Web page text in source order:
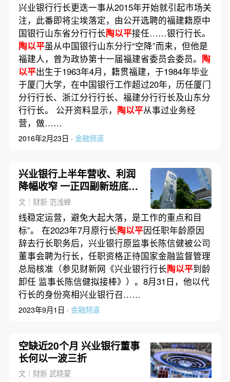
兴业银行行长更迭一事从2015年开始就引起市场关
注，此番即将尘埃落定，由公开选聘的福建籍原中
国银行山东省分行行长陶以平接任……银行行长。
陶以平虽从中国银行山东分行“空降”而来，但他是
福建人，曾为政协第十一届福建省委员会委员。 陶
以平出生于1963年4月，籍贯福建，于1984年毕业
于厦门大学，在中国银行工作超过20年，历任厦门
分行行长、浙江分行行长、福建分行行长及山东分
行行长。 公开资料显示， 陶以平从事过业务经
营，做……
2016年2月23日 · 金融频道
兴业银行上半年营收、利润
降幅收窄 一正四副新班底亮
相业绩会
文｜财新 范浅蝉
线稳定运营，避免大起大落，是工作的重点和目
标”。 在2023年7月原行长陶以平因任职年龄原因
辞去行长职务后，兴业银行原监事长陈信健被公司
董事会聘为行长，任职资格正待国家金融监督管理
总局核准（参见财新网《兴业银行行长陶以平到龄
卸任 监事长陈信健拟接棒》）。8月31日，他以代
行长的身份亮相兴业银行召……
2023年9月1日 · 金融频道
空缺近20个月 兴业银行董事
长何以一波三折
文｜财新 武晓蒙